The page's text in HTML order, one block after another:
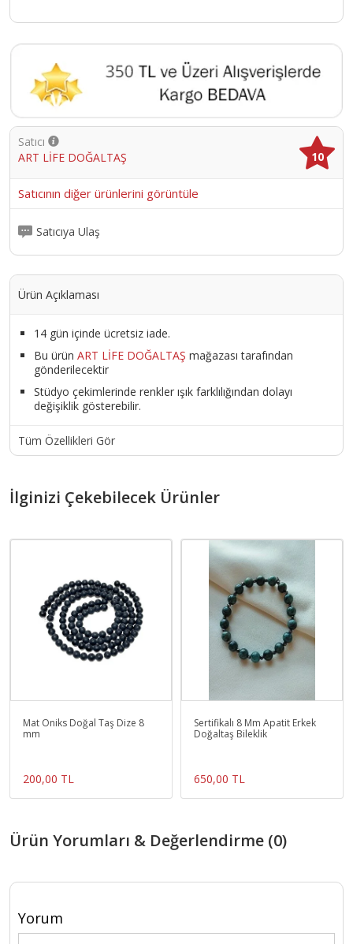
Satıcı
ART LİFE DOĞALTAŞ
10
Satıcının diğer ürünlerini görüntüle
Satıcıya Ulaş
Ürün Açıklaması
14 gün içinde ücretsiz iade.
Bu ürün ART LİFE DOĞALTAŞ mağazası tarafından
gönderilecektir
Stüdyo çekimlerinde renkler ışık farklılığından dolayı
değişiklik gösterebilir.
Tüm Özellikleri Gör
İlginizi Çekebilecek Ürünler
Mat Oniks Doğal Taş Dize 8
mm
200,00 TL
Sertifikalı 8 Mm Apatit Erkek
Doğaltaş Bileklik
650,00 TL
Ürün Yorumları & Değerlendirme (0)
Yorum